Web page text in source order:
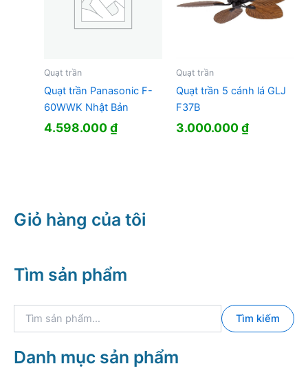
Quạt trần
Quạt trần Panasonic F-
60WWK Nhật Bản
4.598.000₫
Quạt trần
Quạt trần 5 cánh lá GLJ
F37B
3.000.000₫
Giỏ hàng của tôi
Tìm sản phẩm
k
i
Tìm kiếm
Danh mục sản phẩm